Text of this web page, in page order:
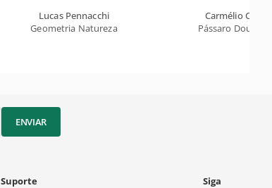
Lucas Pennacchi
Geometria Natureza
Carmélio Cruz
Pássaro Dourado
ENVIAR
Suporte
Siga